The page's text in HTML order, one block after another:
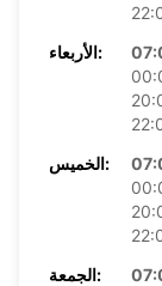
الأربعاء:
الخميس:
الجمعة: